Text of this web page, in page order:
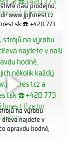
naší prodejnu,
www.jpjforest.cz
☎️ +420 773
#forsmw
#vahvajussi
na výrobu
najdete v
opravdu hodně,